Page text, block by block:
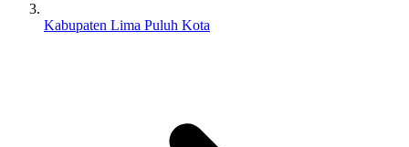
Kabupaten Lima Puluh Kota